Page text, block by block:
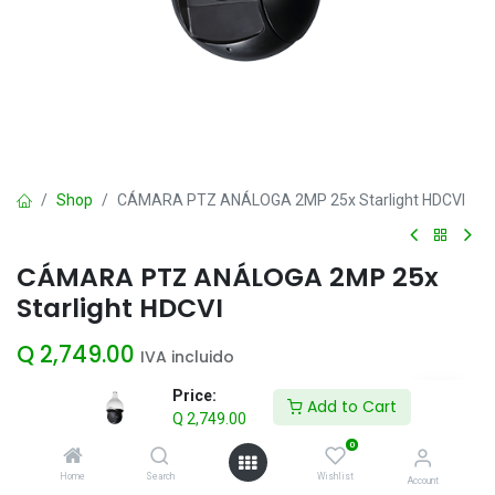
Price:
Q 2,749.00
Add to Cart
Home Search
0
Wishlist Account
Shop CÁMARA PTZ ANÁLOGA 2MP 25x Starlight HDCVI
CÁMARA PTZ ANÁLOGA 2MP 25x
Starlight HDCVI
Q 2,749.00 IVA incluido
Add to Cart
Agregar a la lista de deseos